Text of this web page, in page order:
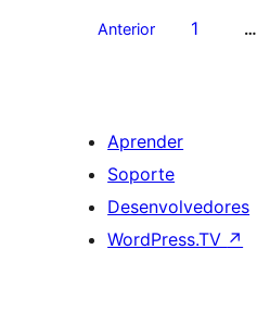
Anterior 1 …
Aprender
Soporte
Desenvolvedores
WordPress.TV ↗